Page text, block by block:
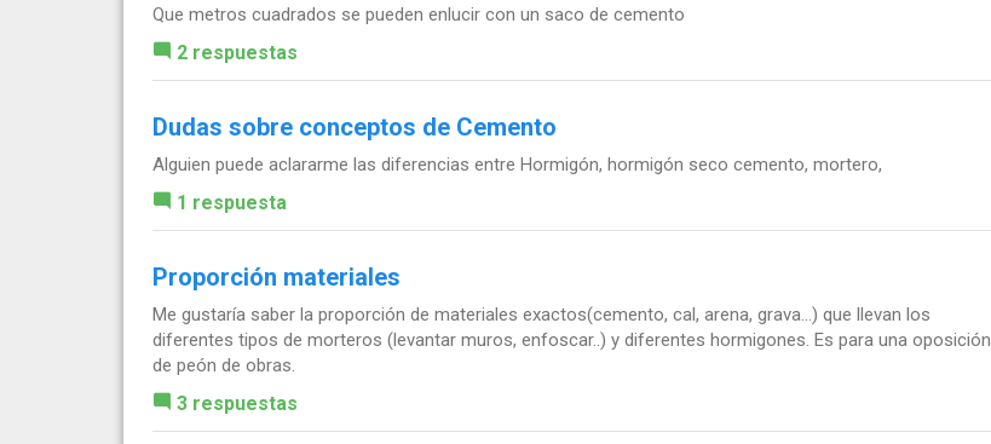
Que metros cuadrados se pueden enlucir con un saco de cemento
2 respuestas
Dudas sobre conceptos de Cemento
Alguien puede aclararme las diferencias entre Hormigón, hormigón seco cemento, mortero,
1 respuesta
Proporción materiales
Me gustaría saber la proporción de materiales exactos(cemento, cal, arena, grava...) que llevan los
diferentes tipos de morteros (levantar muros, enfoscar..) y diferentes hormigones. Es para una oposición
de peón de obras.
3 respuestas